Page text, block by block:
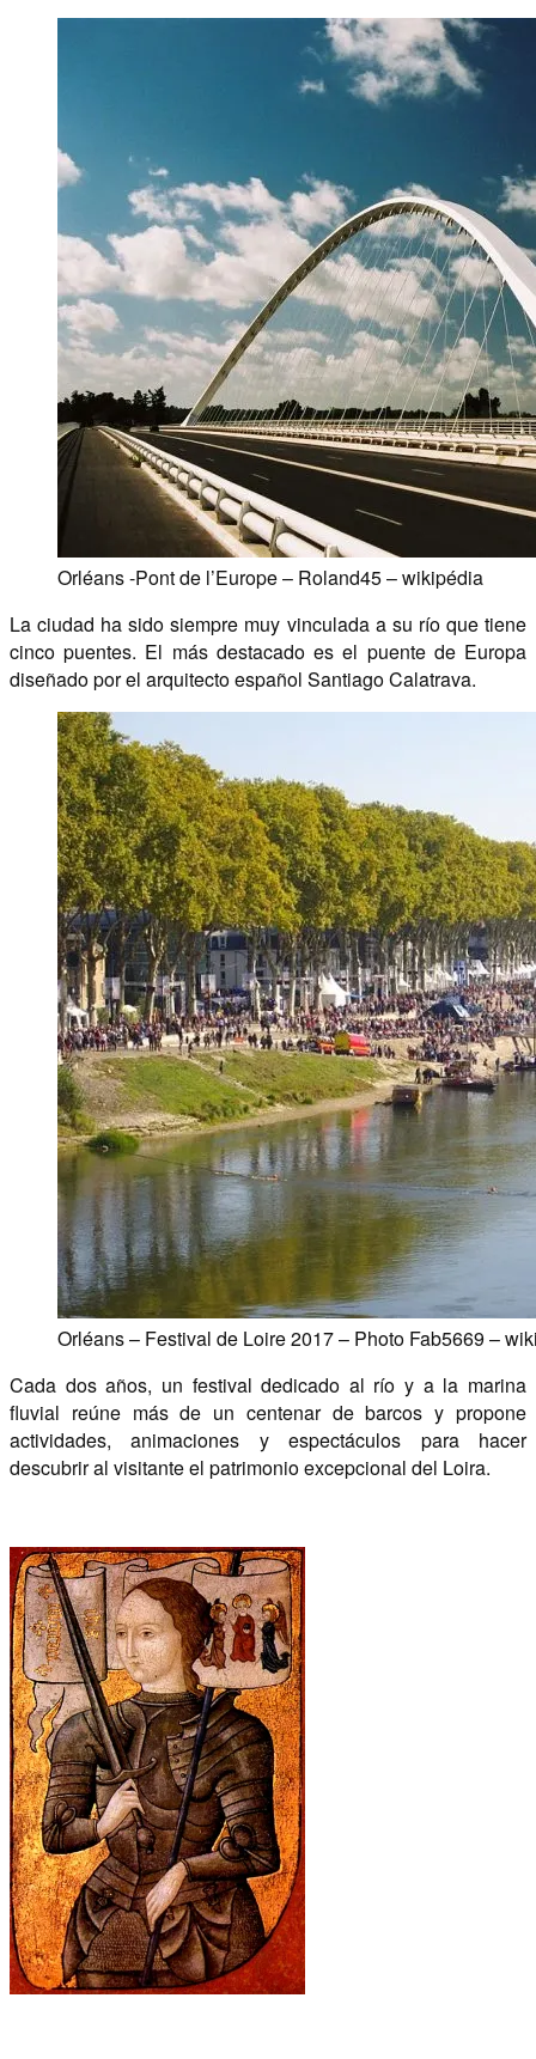
Orléans -Pont de l’Europe – Roland45 – wikipédia
La ciudad ha sido siempre muy vinculada a su río que tiene
cinco puentes. El más destacado es el puente de Europa
diseñado por el arquitecto español Santiago Calatrava.
Orléans – Festival de Loire 2017 – Photo Fab5669 –
Cada dos años, un festival dedicado al río y a la marina
fluvial reúne más de un centenar de barcos y propone
actividades, animaciones y espectáculos para hacer
descubrir al visitante el patrimonio excepcional del Loira.